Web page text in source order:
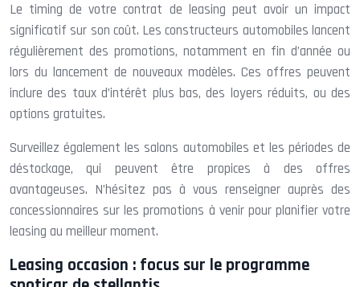
Le timing de votre contrat de leasing peut avoir un impact
significatif sur son coût. Les constructeurs automobiles lancent
régulièrement des promotions, notamment en fin d’année ou
lors du lancement de nouveaux modèles. Ces offres peuvent
inclure des taux d’intérêt plus bas, des loyers réduits, ou des
options gratuites.
Surveillez également les salons automobiles et les périodes de
déstockage, qui peuvent être propices à des offres
avantageuses. N’hésitez pas à vous renseigner auprès des
concessionnaires sur les promotions à venir pour planifier votre
leasing au meilleur moment.
Leasing occasion : focus sur le programme